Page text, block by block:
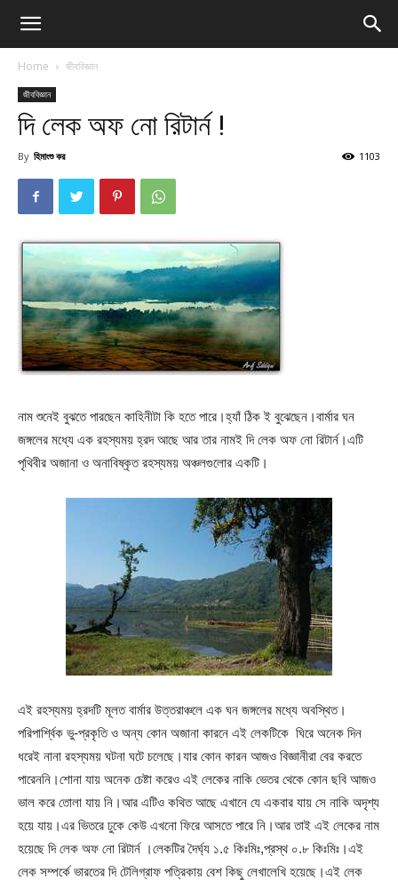
Home জীববিজ্ঞান
জীববিজ্ঞান
দি লেক অফ নো রিটার্ন !
By হিমাংশু কর 1103
নাম শুনেই বুঝতে পারছেন কাহিনীটা কি হতে পারে।হ্যাঁ ঠিক ই বুঝেছেন।বার্মার ঘন
জঙ্গলের মধ্যে এক রহস্যময় হ্রদ আছে আর তার নামই দি লেক অফ নো রিটার্ন।এটি
পৃথিবীর অজানা ও অনাবিষ্কৃত রহস্যময় অঞ্চলগুলোর একটি।
এই রহস্যময় হ্রদটি মূলত বার্মার উত্তরাঞ্চলে এক ঘন জঙ্গলের মধ্যে অবস্থিত।
পরিপার্শ্বিক ভু-প্রকৃতি ও অন্য কোন অজানা কারনে এই লেকটিকে ঘিরে অনেক দিন
ধরেই নানা রহস্যময় ঘটনা ঘটে চলেছে।যার কোন কারন আজও বিজ্ঞানীরা বের করতে
পারেননি।শোনা যায় অনেক চেষ্টা করেও এই লেকের নাকি ভেতর থেকে কোন ছবি আজও
ভাল করে তোলা যায় নি।আর এটিও কথিত আছে এখানে যে একবার যায় সে নাকি অদৃশ্য
হয়ে যায়।এর ভিতরে ঢুকে কেউ এখনো ফিরে আসতে পারে নি।আর তাই এই লেকের নাম
হয়েছে দি লেক অফ নো রিটার্ন ।লেকটির দৈর্ঘ্য ১.৫ কিঃমিঃ,প্রস্থ ০.৮ কিঃমিঃ।এই
লেক সম্পর্কে ভারতের দি টেলিগ্রাফ পত্রিকায় বেশ কিছু লেখালেখি হয়েছে।এই লেক